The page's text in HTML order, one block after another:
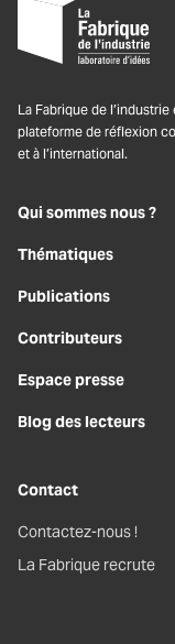
La Fabrique de
plateforme de réflexion
et à l’international.
Qui sommes nous ?
Thématiques
Publications
Contributeurs
Espace presse
Blog des lecteurs
Contact
Contactez-nous !
La Fabrique recrute